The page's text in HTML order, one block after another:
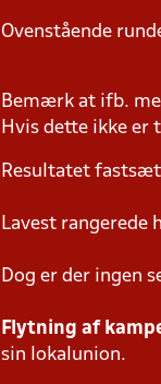
Ovenstående
Bemærk at ifb.
Hvis dette ikke
Resultatet
Lavest
Dog er der ingen
Flytning af
sin lokalunion.